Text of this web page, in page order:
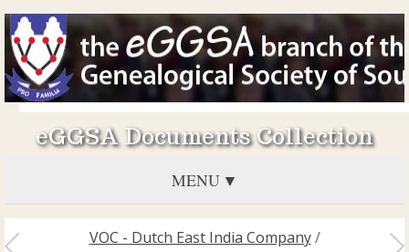
eGGSA Documents Collection
MENU
VOC - Dutch East India Company/